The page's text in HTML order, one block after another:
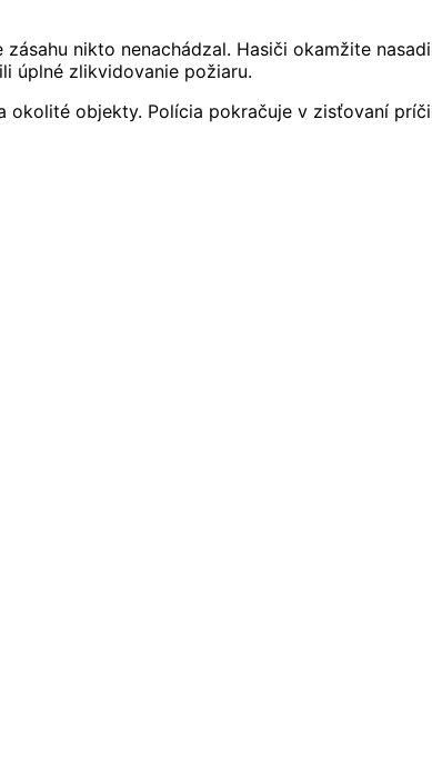
nikto nenachádzal. Hasiči okamžite
úplné zlikvidovanie požiaru.
objekty. Polícia pokračuje v zisťovaní